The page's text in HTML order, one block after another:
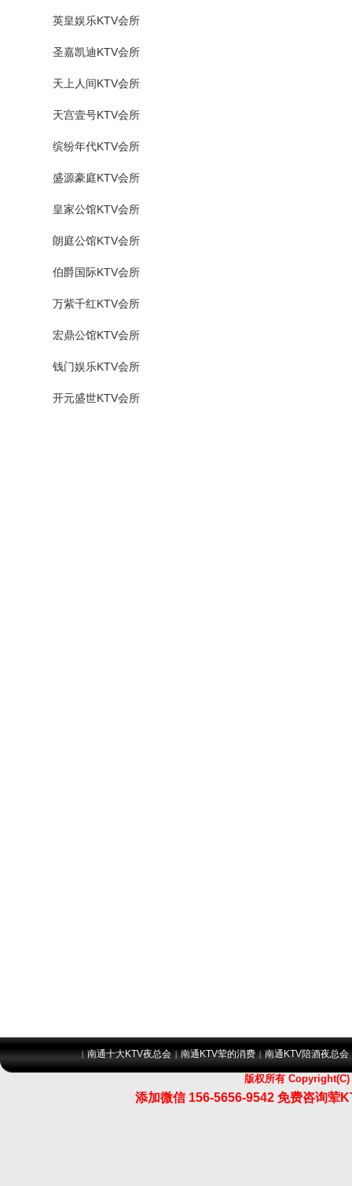
英皇娱乐KTV会所
圣嘉凯迪KTV会所
天上人间KTV会所
天宫壹号KTV会所
缤纷年代KTV会所
盛源豪庭KTV会所
皇家公馆KTV会所
朗庭公馆KTV会所
伯爵国际KTV会所
万紫千红KTV会所
宏鼎公馆KTV会所
钱门娱乐KTV会所
开元盛世KTV会所
|南通十大KTV夜总会 |南通KTV荤的消费 |南通KTV陪酒夜总会
版权所有 Copyright(C)
添加微信 156-5656-9542 免费咨询荤